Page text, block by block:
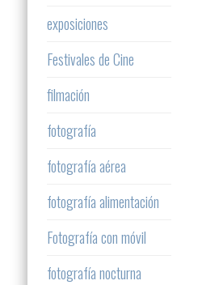
exposiciones
Festivales de Cine
filmación
fotografía
fotografía aérea
fotografía alimentación
Fotografía con móvil
fotografía nocturna